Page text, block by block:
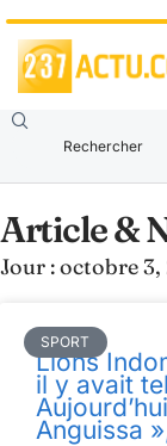
Article &
Jour : octobre
SPORT
Lions
il y avait
Anguissa